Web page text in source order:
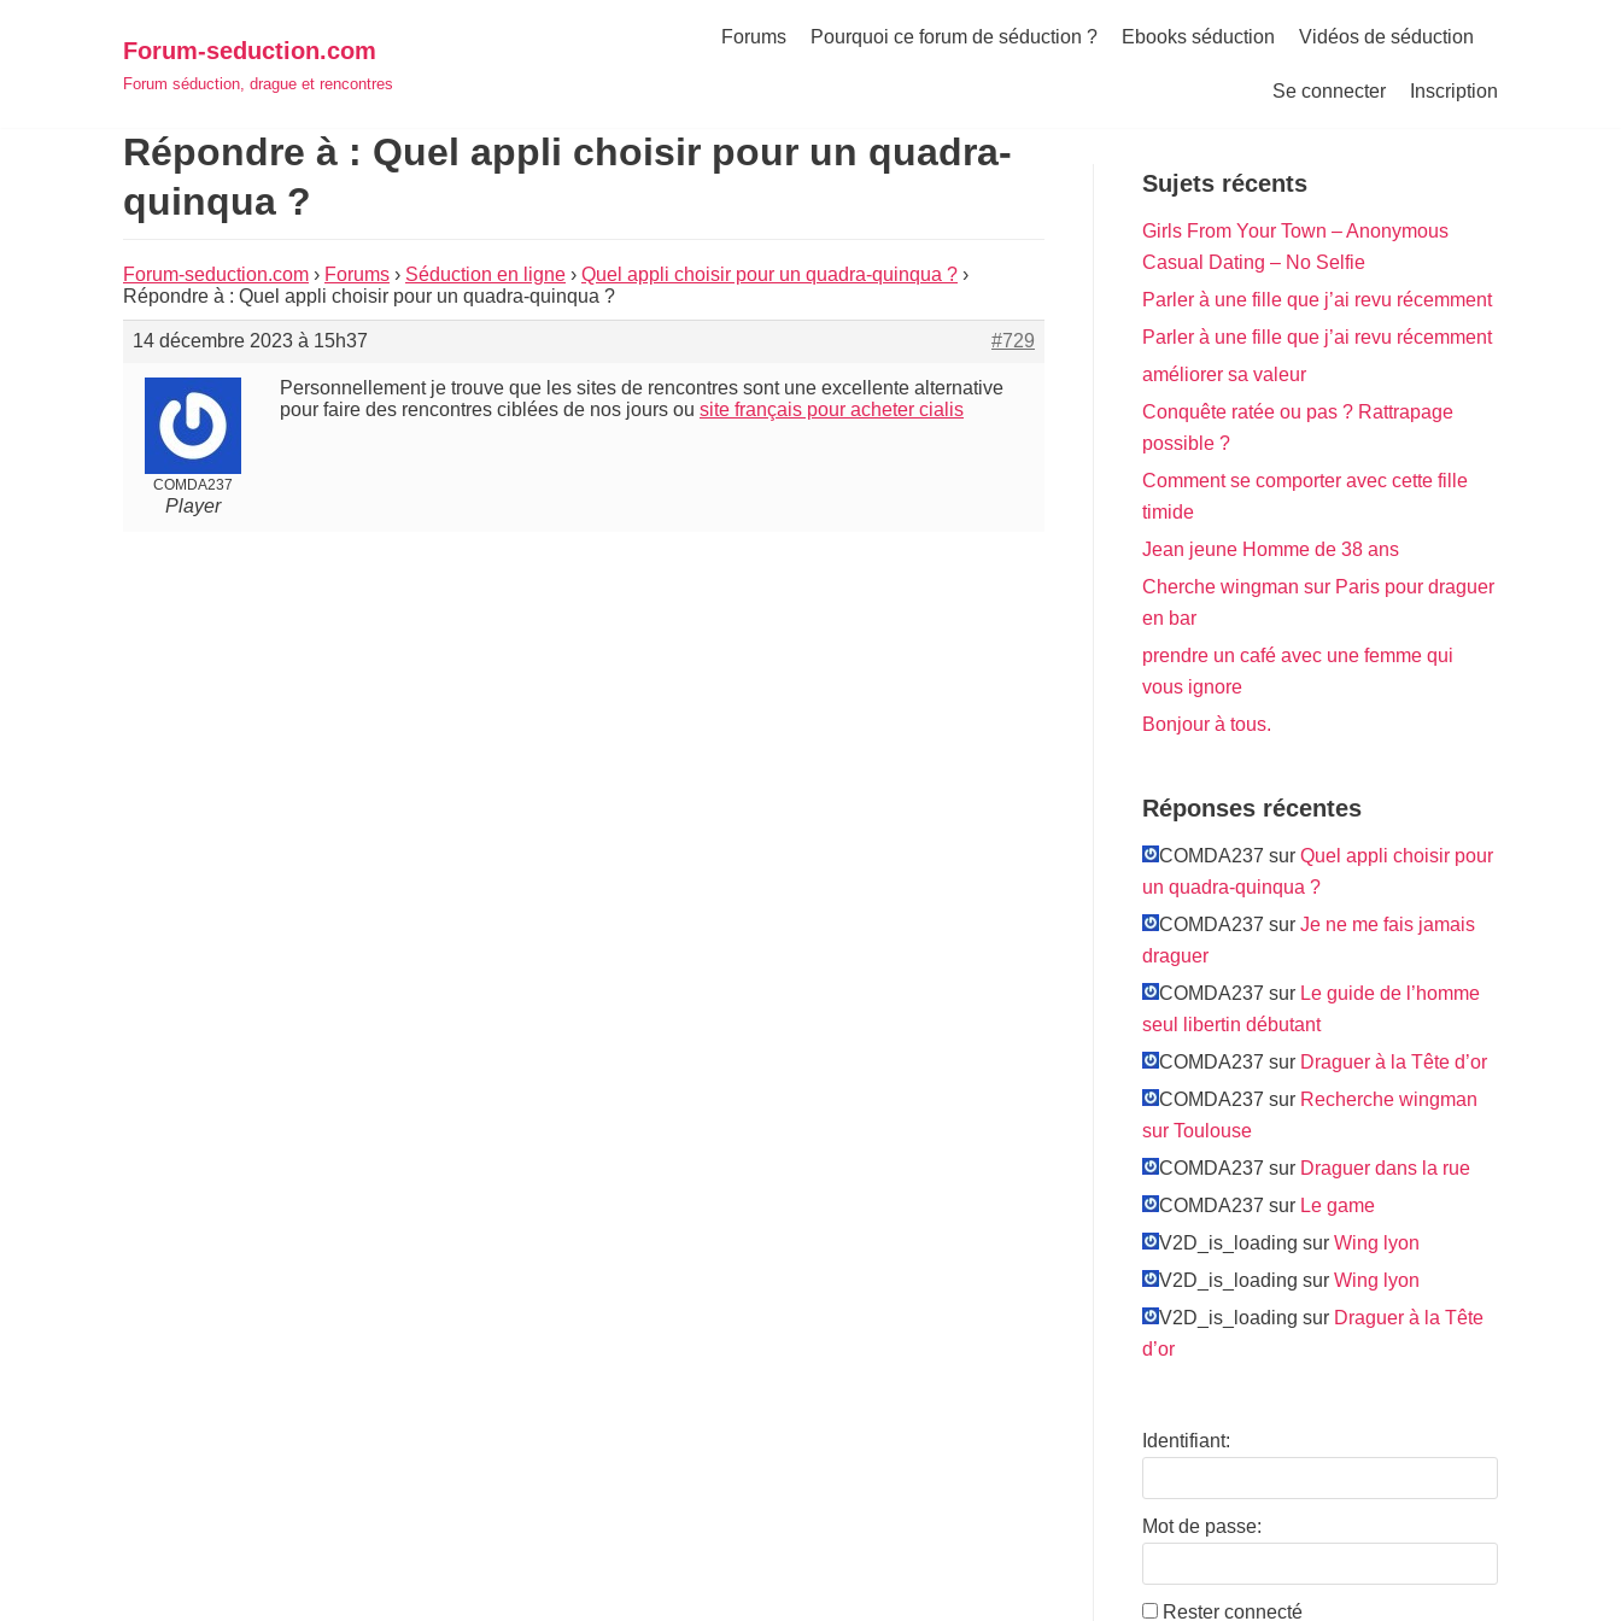
Forum-seduction.com
Forum séduction, drague et rencontres
Forums Pourquoi ce forum de séduction ? Ebooks séduction Vidéos de séduction
Se connecter Inscription
Répondre à : Quel appli choisir pour un quadra-
quinqua ?
Forum-seduction.com › Forums › Séduction en ligne › Quel appli choisir pour un quadra-quinqua ? ›
Répondre à : Quel appli choisir pour un quadra-quinqua ?
14 décembre 2023 à 15h37 #729
COMDA237
Player
Personnellement je trouve que les sites de rencontres sont une excellente alternative
pour faire des rencontres ciblées de nos jours ou site français pour acheter cialis
Sujets récents
Girls From Your Town – Anonymous
Casual Dating – No Selfie
Parler à une fille que j’ai revu récemment
Parler à une fille que j’ai revu récemment
améliorer sa valeur
Conquête ratée ou pas ? Rattrapage
possible ?
Comment se comporter avec cette fille
timide
Jean jeune Homme de 38 ans
Cherche wingman sur Paris pour draguer
en bar
prendre un café avec une femme qui
vous ignore
Bonjour à tous.
Réponses récentes
COMDA237 sur Quel appli choisir pour
un quadra-quinqua ?
COMDA237 sur Je ne me fais jamais
draguer
COMDA237 sur Le guide de l’homme
seul libertin débutant
COMDA237 sur Draguer à la Tête d’or
COMDA237 sur Recherche wingman
sur Toulouse
COMDA237 sur Draguer dans la rue
COMDA237 sur Le game
V2D_is_loading sur Wing lyon
V2D_is_loading sur Wing lyon
V2D_is_loading sur Draguer à la Tête
d’or
Identifiant:
Mot de passe:
Rester connecté